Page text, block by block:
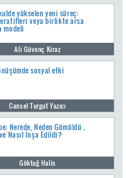
yükselen yeni süreç:
veya birlikte arsa
modeli
Ali Güvenç Kiraz
sosyal etki
Cansel Turgut Yazıcı
Nerede, Neden Gömüldü ,
Nasıl İnşa Edildi?
Göktuğ Halis